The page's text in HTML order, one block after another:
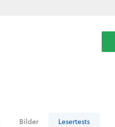
Bilder Lesertests